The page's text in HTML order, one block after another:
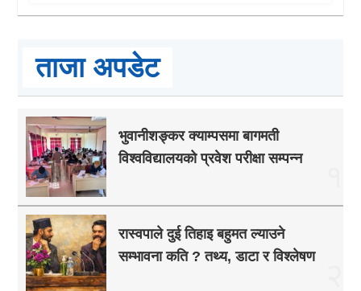
ताजा अपडेट
भुवानीशङ्कर क्याम्पसमा बागमती
विश्वविद्यालयको प्रवेश परीक्षा सम्पन्न
रास्वपाले दुई तिहाइ बहुमत ल्याउने
सम्भावना कति ? तथ्य, डाटा र विश्लेषण